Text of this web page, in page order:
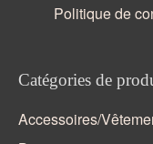
Politique de
Catégories de
Accessoires/